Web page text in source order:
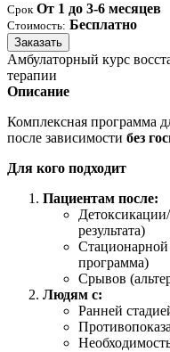
Срок От 1 до 3-6 месяцев
Стоимость: Бесплатно
Заказать
Амбулаторный курс
терапии
Описание
Комплексная программа
после зависимости без
Для кого подходит
Пациентам после:
результата)
Стационарной
программа)
Срывов
Людям с:
Ранней